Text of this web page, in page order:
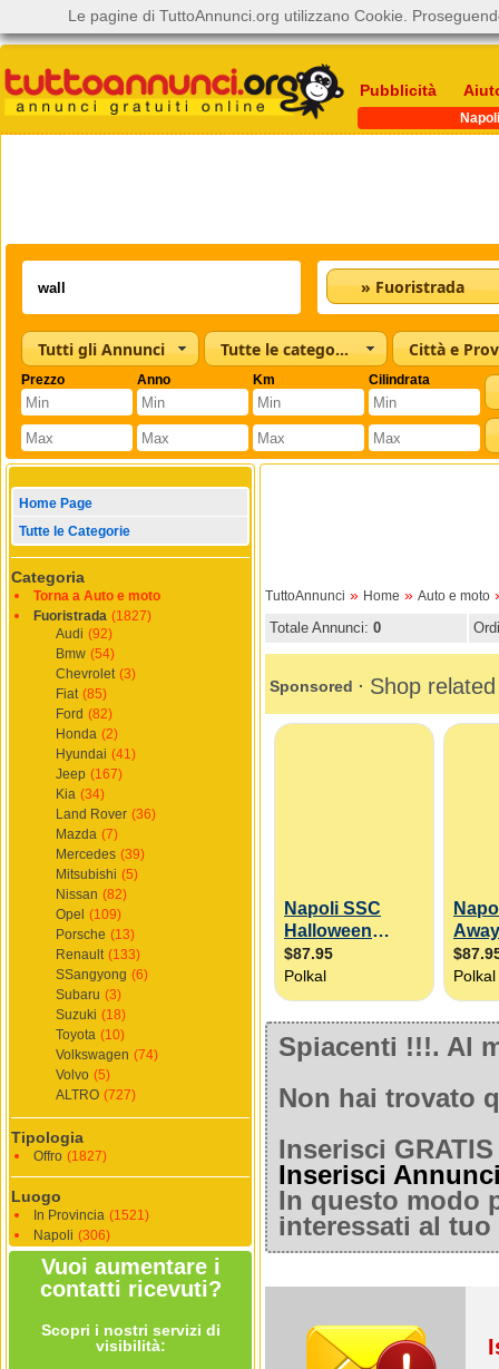
Pubblicità
Napoli
» Fuoristrada
Tutti gli Annunci Tutte le categorie Città e
Prezzo Anno Km Cilindrata
Home Page
Tutte le Categorie
Categoria
Torna a Auto e moto
Fuoristrada (1827)
Audi (92)
Bmw (54)
Chevrolet (3)
Fiat (85)
Ford (82)
Honda (2)
Hyundai (41)
Jeep (167)
Kia (34)
Land Rover (36)
Mazda (7)
Mercedes (39)
Mitsubishi (5)
Nissan (82)
Opel (109)
Porsche (13)
Renault (133)
SSangyong (6)
Subaru (3)
Suzuki (18)
Toyota (10)
Volkswagen (74)
Volvo (5)
ALTRO (727)
Tipologia
Offro (1827)
Luogo
In Provincia (1521)
Napoli (306)
Vuoi aumentare i
contatti ricevuti?
Scopri i nostri servizi di
visibilità:
TuttoAnnunci » Home » Auto e moto
Totale Annunci: 0
Spiacenti !!!. Al
Non hai trovato
Inserisci
Inserisci
In questo modo
interessati al
Le pagine di TuttoAnnunci.org utilizzano Cookie.